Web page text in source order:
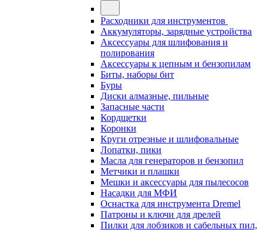
Расходники для инструментов
Аккумуляторы, зарядные устройства
Аксессуары для шлифования и
полирования
Аксессуары к цепным и бензопилам
Биты, наборы бит
Буры
Диски алмазные, пильные
Запасные части
Кордщетки
Коронки
Круги отрезные и шлифовальные
Лопатки, пики
Масла для генераторов и бензопил
Метчики и плашки
Мешки и аксессуары для пылесосов
Насадки для МФИ
Оснастка для инструмента Dremel
Патроны и ключи для дрелей
Пилки для лобзиков и сабельных пил,